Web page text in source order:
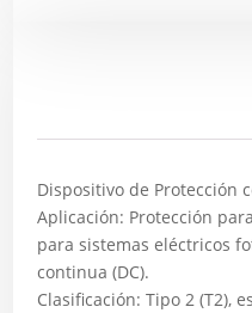
Dispositivo de Protección
Aplicación: Protección
para sistemas eléctricos
continua (DC).
Clasificación: Tipo 2 (T2),